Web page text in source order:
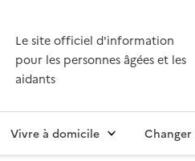
Le site officiel d'information
pour les personnes âgées et les
aidants
Vivre à domicile